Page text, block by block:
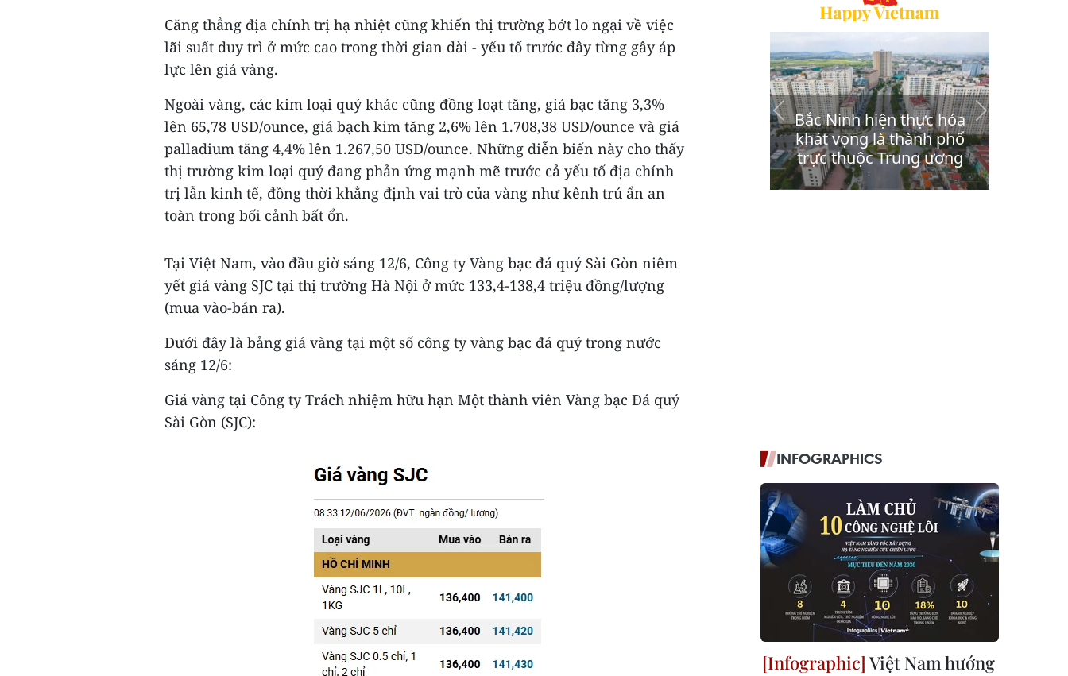
Căng thẳng địa chính trị hạ nhiệt cũng khiến thị trường bớt lo ngại về việc
lãi suất duy trì ở mức cao trong thời gian dài - yếu tố trước đây từng gây áp
lực lên giá vàng.
Ngoài vàng, các kim loại quý khác cũng đồng loạt tăng, giá bạc tăng 3,3%
lên 65,78 USD/ounce, giá bạch kim tăng 2,6% lên 1.708,38 USD/ounce và giá
palladium tăng 4,4% lên 1.267,50 USD/ounce. Những diễn biến này cho thấy
thị trường kim loại quý đang phản ứng mạnh mẽ trước cả yếu tố địa chính
trị lẫn kinh tế, đồng thời khẳng định vai trò của vàng như kênh trú ẩn an
toàn trong bối cảnh bất ổn.
Tại Việt Nam, vào đầu giờ sáng 12/6, Công ty Vàng bạc đá quý Sài Gòn niêm
yết giá vàng SJC tại thị trường Hà Nội ở mức 133,4-138,4 triệu đồng/lượng
(mua vào-bán ra).
Dưới đây là bảng giá vàng tại một số công ty vàng bạc đá quý trong nước
sáng 12/6:
Giá vàng tại Công ty Trách nhiệm hữu hạn Một thành viên Vàng bạc Đá quý
Sài Gòn (SJC):
INFOGRAPHICS
Việt Nam hướng